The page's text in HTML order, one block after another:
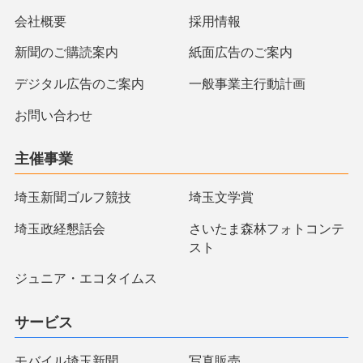
会社概要 採用情報
新聞のご購読案内 紙面広告のご案内
デジタル広告のご案内 一般事業主行動計画
お問い合わせ
主催事業
埼玉新聞ゴルフ競技 埼玉文学賞
埼玉政経懇話会
さいたま森林フォトコンテ
スト
ジュニア・エコタイムス
サービス